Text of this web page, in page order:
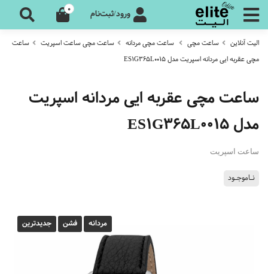
ورود/ثبت‌نام 0
الیت آنلاین ساعت مچی ساعت مچی مردانه ساعت مچی ساعت اسپریت
ساعت
مچی عقربه ایی مردانه اسپریت مدل ES1G365L0015
ساعت مچی عقربه ایی مردانه اسپریت
مدل ES1G365L0015
ساعت اسپریت
نـاموجـود
مردانه فشن جدیدترین